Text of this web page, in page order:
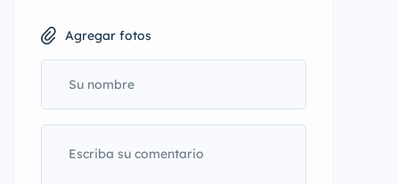
Agregar fotos